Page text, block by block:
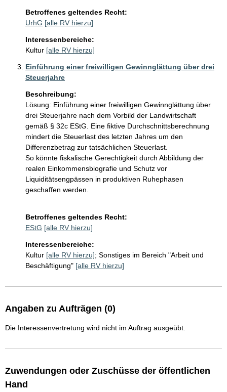
Betroffenes geltendes Recht:
UrhG [alle RV hierzu]
Interessenbereiche:
Kultur [alle RV hierzu]
Einführung einer freiwilligen Gewinnglättung über drei
Steuerjahre
Beschreibung:
Lösung: Einführung einer freiwilligen Gewinnglättung über
drei Steuerjahre nach dem Vorbild der Landwirtschaft
gemäß § 32c EStG. Eine fiktive Durchschnittsberechnung
mindert die Steuerlast des letzten Jahres um den
Differenzbetrag zur tatsächlichen Steuerlast.
So könnte fiskalische Gerechtigkeit durch Abbildung der
realen Einkommensbiografie und Schutz vor
Liquiditätsengpässen in produktiven Ruhephasen
geschaffen werden.
Betroffenes geltendes Recht:
EStG [alle RV hierzu]
Interessenbereiche:
Kultur [alle RV hierzu]; Sonstiges im Bereich "Arbeit und
Beschäftigung" [alle RV hierzu]
Angaben zu Aufträgen (0)
Die Interessenvertretung wird nicht im Auftrag ausgeübt.
Zuwendungen oder Zuschüsse der öffentlichen
Hand